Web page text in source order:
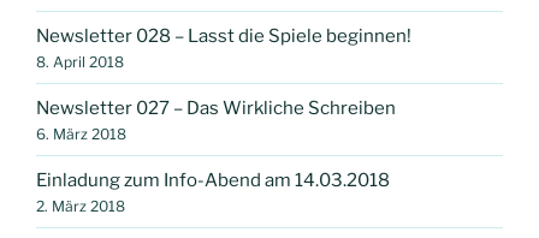
Newsletter 028 – Lasst die Spiele beginnen!
8. April 2018
Newsletter 027 – Das Wirkliche Schreiben
6. März 2018
Einladung zum Info-Abend am 14.03.2018
2. März 2018